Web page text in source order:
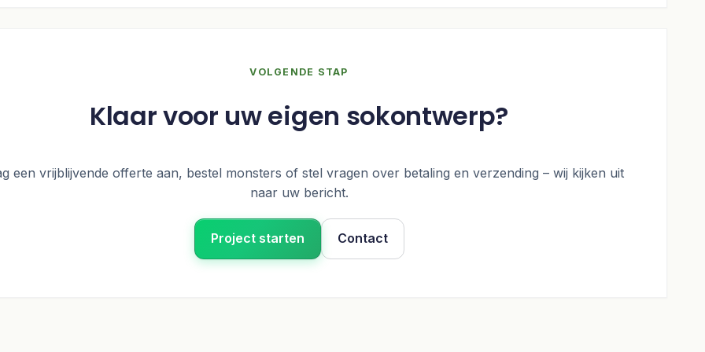
VOLGENDE STAP
Klaar voor uw eigen sokontwerp?
een vrijblijvende offerte aan, bestel monsters of stel vragen over betaling en verzending – wij kijken uit
naar uw bericht.
Project starten Contact